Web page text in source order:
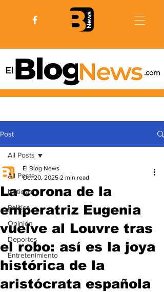
Post
All Posts
Noticias
Politica
Opinión
Deportes
Entretenimiento
All Posts
La corona de la
emperatriz Eugenia
vuelve al Louvre tras
el robo: así es la joya
histórica de la
aristócrata española
El Blog News
Oct 20, 2025 2 min read